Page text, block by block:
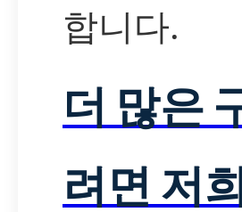
합니다.
더 많은
려면 저